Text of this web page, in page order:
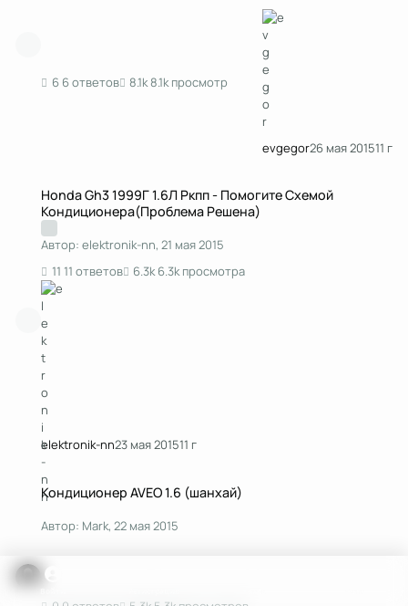
6 ответов 8.1k просмотр
evgegor26 мая 201511 г
Honda Gh3 1999Г 1.6Л Ркпп - Помогите Схемой
Кондиционера(Проблема Решена)
Автор: elektronik-nn, 21 мая 2015
11 ответов
6.3k просмотра
elektronik-nn23 мая 201511 г
Кондиционер AVEO 1.6 (шанхай)
Кондиционер AVEO 1.6 (шанхай)
Автор: Mark, 22 мая 2015